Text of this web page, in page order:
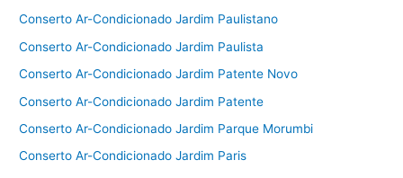
Conserto Ar-Condicionado Jardim Paulistano
Conserto Ar-Condicionado Jardim Paulista
Conserto Ar-Condicionado Jardim Patente Novo
Conserto Ar-Condicionado Jardim Patente
Conserto Ar-Condicionado Jardim Parque Morumbi
Conserto Ar-Condicionado Jardim Paris